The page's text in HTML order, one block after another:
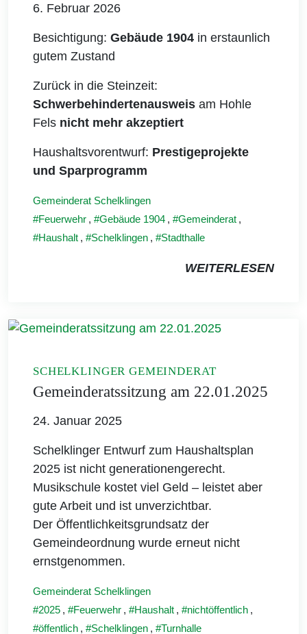
6. Februar 2026
Besichtigung: Gebäude 1904 in erstaunlich
gutem Zustand
Zurück in die Steinzeit:
Schwerbehindertenausweis am Hohle
Fels nicht mehr akzeptiert
Haushaltsvorentwurf: Prestigeprojekte
und Sparprogramm
Gemeinderat Schelklingen
Feuerwehr , Gebäude 1904 , Gemeinderat ,
Haushalt , Schelklingen , Stadthalle
WEITERLESEN
SCHELKLINGER GEMEINDERAT
Gemeinderatssitzung am 22.01.2025
24. Januar 2025
Schelklinger Entwurf zum Haushaltsplan
2025 ist nicht generationengerecht.
Musikschule kostet viel Geld – leistet aber
gute Arbeit und ist unverzichtbar.
Der Öffentlichkeitsgrundsatz der
Gemeindeordnung wurde erneut nicht
ernstgenommen.
Gemeinderat Schelklingen
2025 , Feuerwehr , Haushalt , nichtöffentlich ,
öffentlich , Schelklingen , Turnhalle